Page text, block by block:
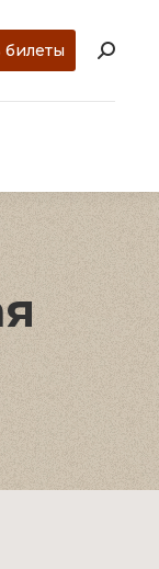
билеты
Контакты